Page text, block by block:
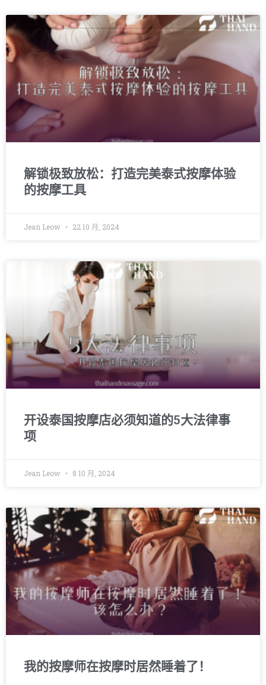
解锁极致放松：打造完美泰式按摩体验
的按摩工具
Jean Leow 22 10 月, 2024
开设泰国按摩店必须知道的5大法律事
项
Jean Leow 8 10 月, 2024
我的按摩师在按摩时居然睡着了！